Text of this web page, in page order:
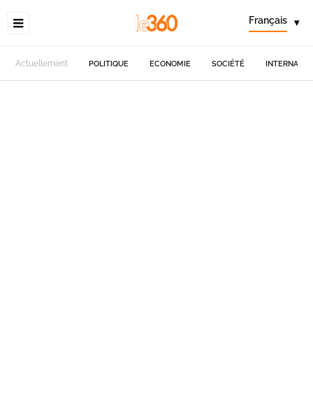
Français ▾
Actuellement POLITIQUE ECONOMIE SOCIÉTÉ